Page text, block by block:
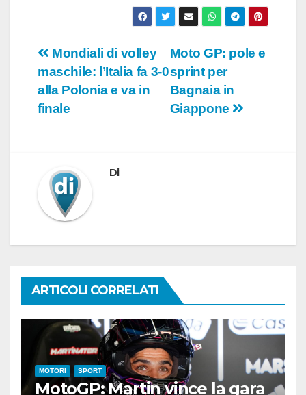
Navigazione
articoli
Moto GP: pole e
sprint per
Bagnaia in
Giappone
Mondiali di volley
maschile: l’Italia fa 3-0
alla Polonia e va in
finale
Di
ARTICOLI CORRELATI
MOTORI SPORT
MotoGP: Martin vince la gara